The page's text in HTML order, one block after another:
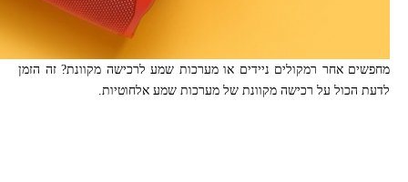
מחפשים אחר רמקולים ניידים או מערכות שמע לרכישה מקוונת? זה הזמן
לדעת הכול על רכישה מקוונת של מערכות שמע אלחוטיות.